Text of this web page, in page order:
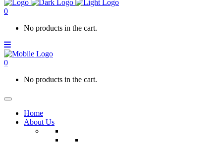
0
No products in the cart.
0
No products in the cart.
Home
About Us